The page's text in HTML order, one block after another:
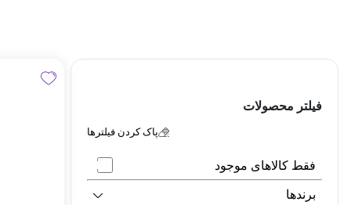
فیلتر محصولات
پاک کردن فیلترها
فقط کالاهای موجود
برندها